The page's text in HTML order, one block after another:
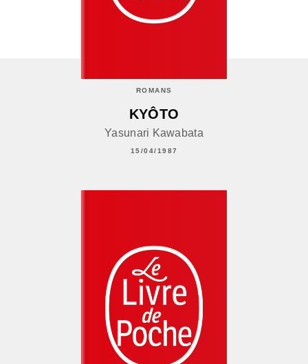
ROMANS
KYÔTO
Yasunari Kawabata
15/04/1987